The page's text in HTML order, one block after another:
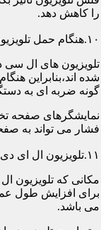
را کاهش دهد.
۱۰.هنگام حمل تلویزیون بسیار محتاط باشید
تلویزیون های ال
شده اند،بنابراین
گونه ضربه ای به
نمایشگرهای صفحه
فشار می تواند به
۱۱.تلویزیون ال ای دی خود را در جای مناسب قرار دهید
مکانی که تلویزیون
برای افزایش طول
می باشد.